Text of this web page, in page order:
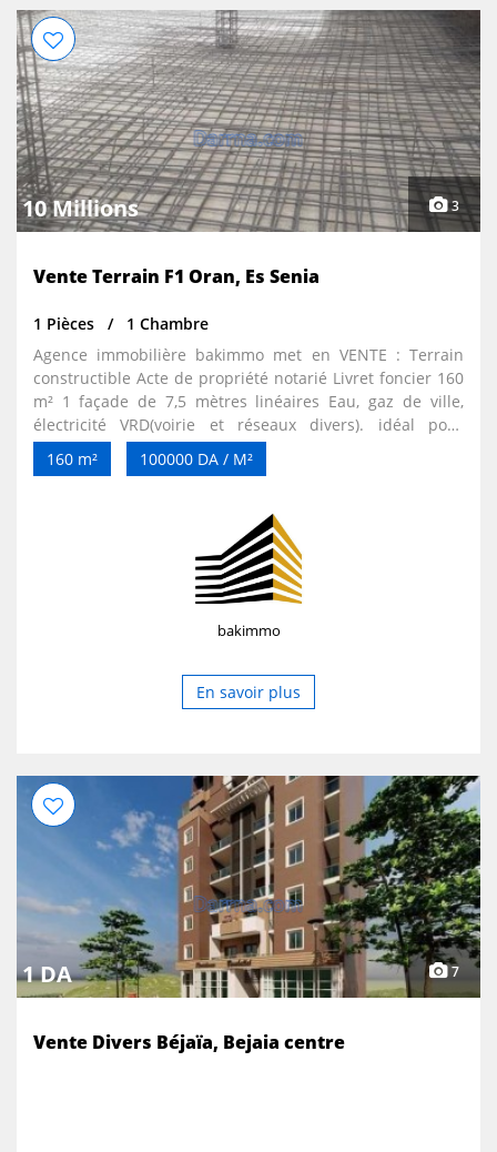
10 Millions 3
Vente Terrain F1 Oran, Es Senia
1 Pièces
1 Chambre
Agence immobilière bakimmo met en VENTE : Terrain
constructible Acte de propriété notarié Livret foncier 160
m² 1 façade de 7,5 mètres linéaires Eau, gaz de ville,
électricité VRD(voirie et réseaux divers). idéal pour
construire une villa.
160 m² 100000 DA / M²
bakimmo
En savoir plus
1 DA 7
Vente Divers Béjaïa, Bejaia centre